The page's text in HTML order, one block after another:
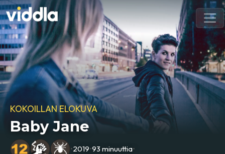
KOKOILLAN ELOKUVA
Baby Jane
•2019•93 minuuttia•